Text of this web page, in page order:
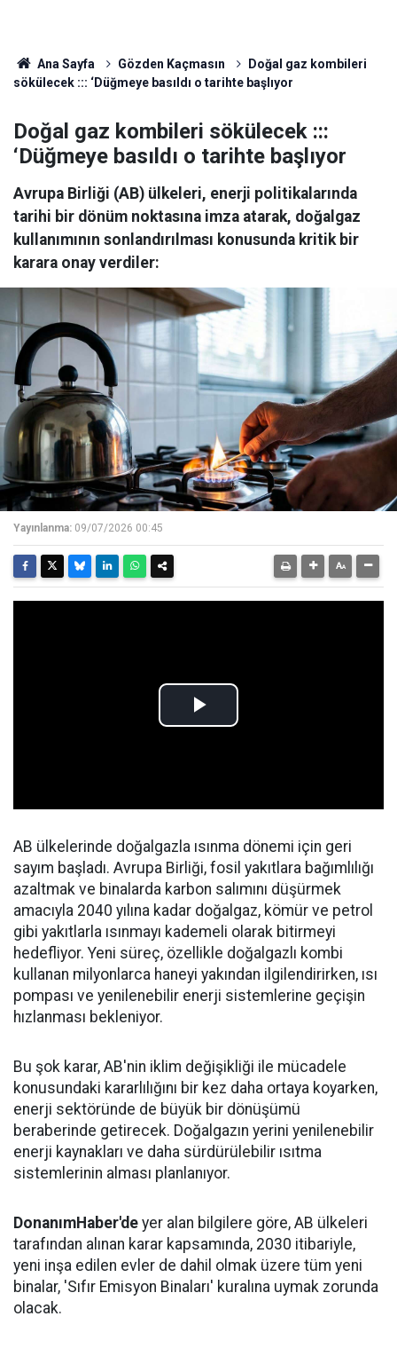
Ana Sayfa Gözden Kaçmasın
Doğal gaz kombileri
sökülecek ::: ‘Düğmeye basıldı o tarihte başlıyor
Doğal gaz kombileri sökülecek :::
‘Düğmeye basıldı o tarihte başlıyor
Avrupa Birliği (AB) ülkeleri, enerji politikalarında
tarihi bir dönüm noktasına imza atarak, doğalgaz
kullanımının sonlandırılması konusunda kritik bir
karara onay verdiler:
Yayınlanma: 09/07/2026 00:45
AB ülkelerinde doğalgazla ısınma dönemi için geri
sayım başladı. Avrupa Birliği, fosil yakıtlara bağımlılığı
azaltmak ve binalarda karbon salımını düşürmek
amacıyla 2040 yılına kadar doğalgaz, kömür ve petrol
gibi yakıtlarla ısınmayı kademeli olarak bitirmeyi
hedefliyor. Yeni süreç, özellikle doğalgazlı kombi
kullanan milyonlarca haneyi yakından ilgilendirirken, ısı
pompası ve yenilenebilir enerji sistemlerine geçişin
hızlanması bekleniyor.
Bu şok karar, AB'nin iklim değişikliği ile mücadele
konusundaki kararlılığını bir kez daha ortaya koyarken,
enerji sektöründe de büyük bir dönüşümü
beraberinde getirecek. Doğalgazın yerini yenilenebilir
enerji kaynakları ve daha sürdürülebilir ısıtma
sistemlerinin alması planlanıyor.
DonanımHaber'de yer alan bilgilere göre, AB ülkeleri
tarafından alınan karar kapsamında, 2030 itibariyle,
yeni inşa edilen evler de dahil olmak üzere tüm yeni
binalar, 'Sıfır Emisyon Binaları' kuralına uymak zorunda
olacak.